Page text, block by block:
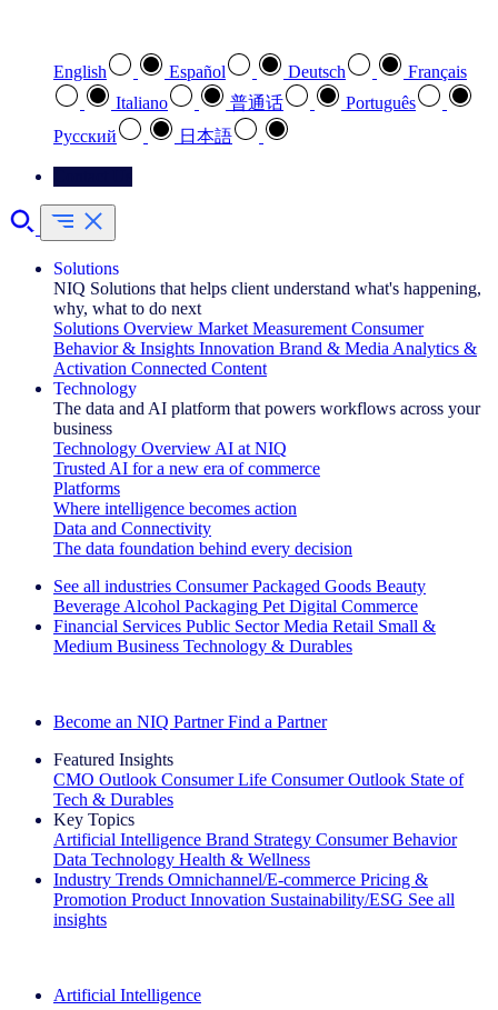
English Español Deutsch
Français
Italiano
普通话
Português
Pусский
日本語
Solutions
NIQ Solutions that helps client understand what's happening,
why, what to do next
Solutions Overview Market Measurement Consumer
Behavior & Insights Innovation Brand & Media Analytics &
Activation Connected Content
Technology
The data and AI platform that powers workflows across your
business
Technology Overview AI at NIQ
Trusted AI for a new era of commerce
Platforms
Where intelligence becomes action
Data and Connectivity
The data foundation behind every decision
See all industries Consumer Packaged Goods Beauty
Beverage Alcohol Packaging Pet Digital Commerce
Financial Services Public Sector Media Retail Small &
Medium Business Technology & Durables
Become an NIQ Partner Find a Partner
Featured Insights
CMO Outlook Consumer Life Consumer Outlook State of
Tech & Durables
Key Topics
Artificial Intelligence Brand Strategy Consumer Behavior
Data Technology Health & Wellness
Industry Trends Omnichannel/E-commerce Pricing &
Promotion Product Innovation Sustainability/ESG See all
insights
Artificial Intelligence